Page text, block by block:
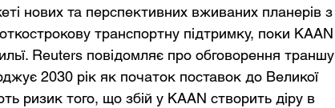
нових та перспективних вживаних планерів з
транспортну підтримку, поки KAAN
Reuters повідомляє про обговорення траншу
2030 рік як початок поставок до Великої
ризик того, що збій у KAAN створить діру в